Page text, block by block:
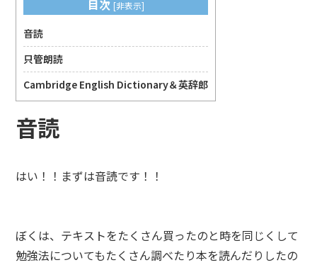
目次 [非表示]
音読
只管朗読
Cambridge English Dictionary＆英辞郎
音読
はい！！まずは音読です！！
ぼくは、テキストをたくさん買ったのと時を同じくして
勉強法についてもたくさん調べたり本を読んだりしたの